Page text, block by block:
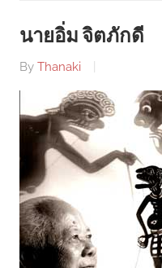
นายอิ่ม จิตภักดี
By Thanaki